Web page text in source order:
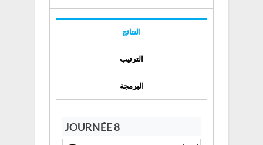
t
النتائج
الترتيب
البرمجة
JOURNÉE 8